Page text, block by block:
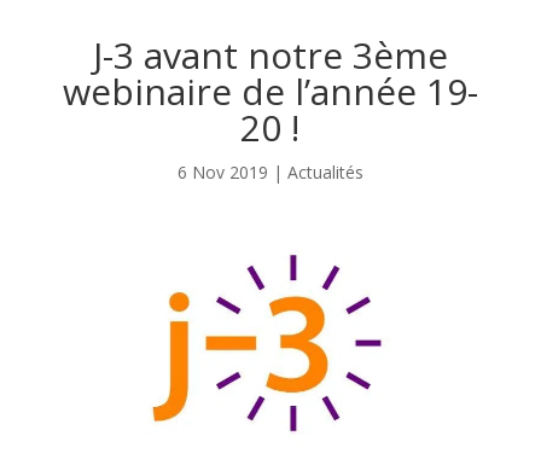
J-3 avant notre 3ème
webinaire de l’année 19-
20 !
6 Nov 2019 | Actualités